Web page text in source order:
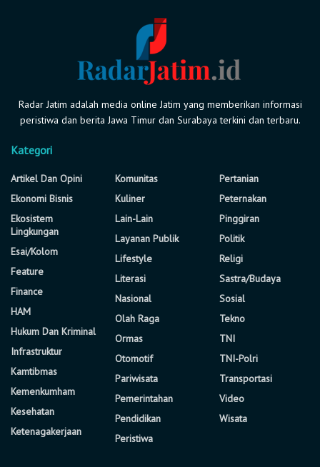
Radar Jatim adalah media online Jatim yang memberikan informasi
peristiwa dan berita Jawa Timur dan Surabaya terkini dan terbaru.
Kategori
Artikel Dan Opini
Ekonomi Bisnis
Ekosistem
Lingkungan
Esai/Kolom
Feature
Finance
HAM
Hukum Dan Kriminal
Infrastruktur
Kamtibmas
Kemenkumham
Kesehatan
Ketenagakerjaan
Komunitas
Kuliner
Lain-Lain
Layanan Publik
Lifestyle
Literasi
Nasional
Olah Raga
Ormas
Otomotif
Pariwisata
Pemerintahan
Pendidikan
Peristiwa
Pertanian
Peternakan
Pinggiran
Politik
Religi
Sastra/Budaya
Sosial
Tekno
TNI
TNI-Polri
Transportasi
Video
Wisata